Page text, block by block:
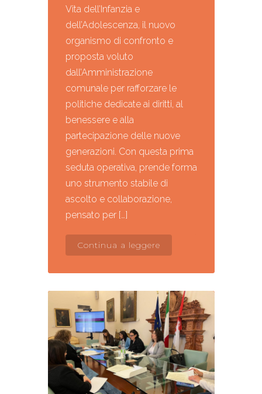
Vita dell’Infanzia e
dell’Adolescenza, il nuovo
organismo di confronto e
proposta voluto
dall’Amministrazione
comunale per rafforzare le
politiche dedicate ai diritti, al
benessere e alla
partecipazione delle nuove
generazioni. Con questa prima
seduta operativa, prende forma
uno strumento stabile di
ascolto e collaborazione,
pensato per […]
Continua a leggere